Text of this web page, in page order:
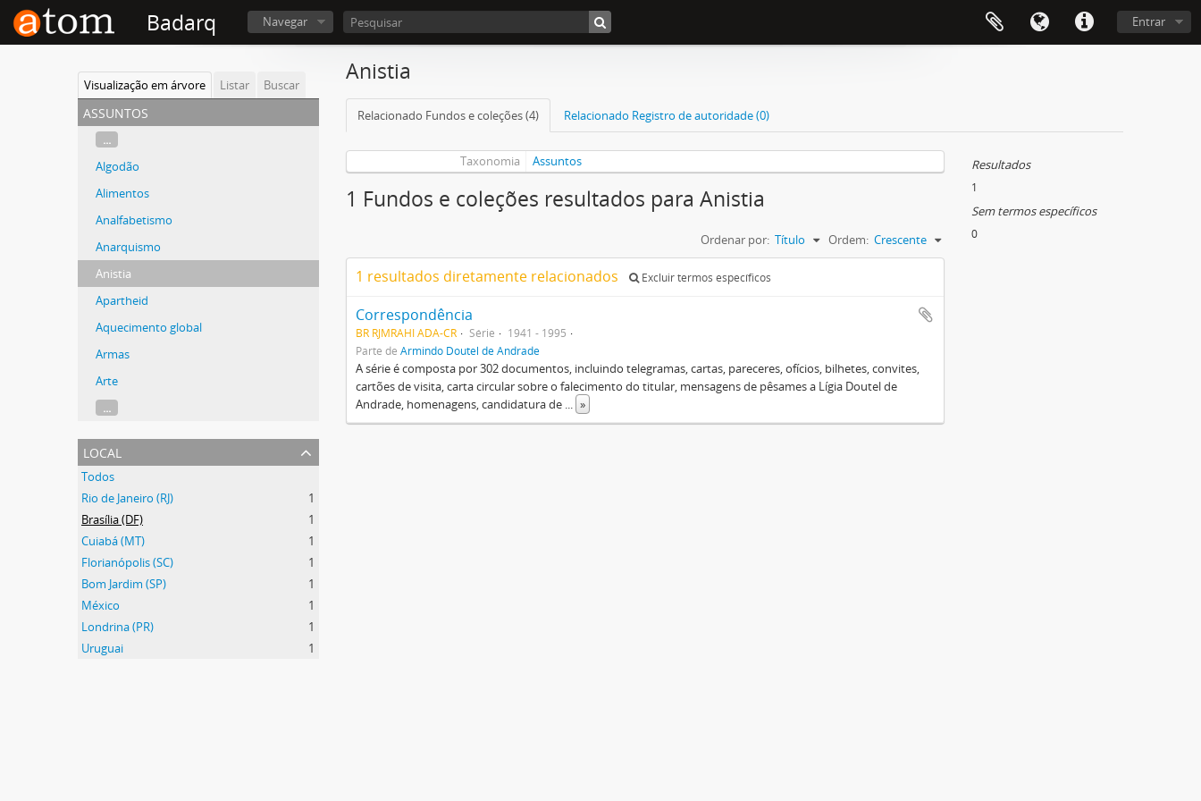
Badarq Navegar Entrar
Visualização em árvore Listar Buscar
assuntos
...
Algodão
Alimentos
Analfabetismo
Anarquismo
Anistia
Apartheid
Aquecimento global
Armas
Arte
...
local
Todos
Rio de Janeiro (RJ)
1
Brasília (DF)
1
Cuiabá (MT)
1
Florianópolis (SC)
1
Bom Jardim (SP)
1
México
1
Londrina (PR)
1
Uruguai
1
Anistia
Relacionado Fundos e coleções (4) Relacionado Registro de autoridade (0)
Taxonomia Assuntos
1 Fundos e coleções resultados para Anistia
Ordenar por: Título Ordem: Crescente
1 resultados diretamente relacionados Excluir termos específicos
Correspondência
BR RJMRAHI ADA-CR Série
1941 - 1995
Parte de Armindo Doutel de Andrade
A série é composta por 302 documentos, incluindo telegramas, cartas, pareceres, ofícios, bilhetes, convites,
cartões de visita, carta circular sobre o falecimento do titular, mensagens de pêsames a Lígia Doutel de
Andrade, homenagens, candidatura de ... »
Resultados
1
Sem termos específicos
0